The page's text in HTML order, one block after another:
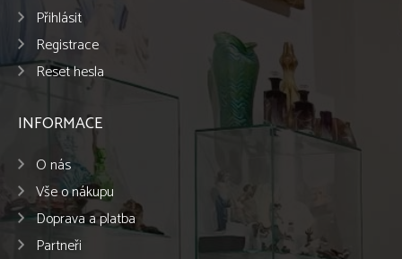
Přihlásit
Registrace
Reset hesla
INFORMACE
O nás
Vše o nákupu
Doprava a platba
Partneři